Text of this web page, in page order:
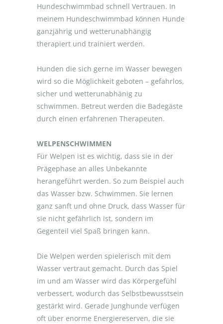
Hundeschwimmbad schnell Vertrauen. In
meinem Hundeschwimmbad können Hunde
ganzjährig und wetterunabhängig
therapiert und trainiert werden.
Hunden die sich gerne im Wasser bewegen
wird so die Möglichkeit geboten – gefahrlos,
sicher und wetterunabhänig zu
schwimmen. Betreut werden die Badegäste
durch einen erfahrenen Therapeuten.
WELPENSCHWIMMEN
Für Welpen ist es wichtig, dass sie in der
Prägephase an alles Unbekannte
herangeführt werden. So zum Beispiel auch
das Wasser bzw. Schwimmen. Sie lernen
ganz sanft und ohne Druck, dass Wasser für
sie nicht gefährlich ist, sondern im
Gegenteil viel Spaß bringen kann.
Die Welpen werden spielerisch mit dem
Wasser vertraut gemacht. Durch das Spiel
im und am Wasser wird das Körpergefühl
verbessert, wodurch das Selbstbewusstsein
gestärkt wird. Gerade Junghunde verfügen
oft über enorme Energiereserven, die sie